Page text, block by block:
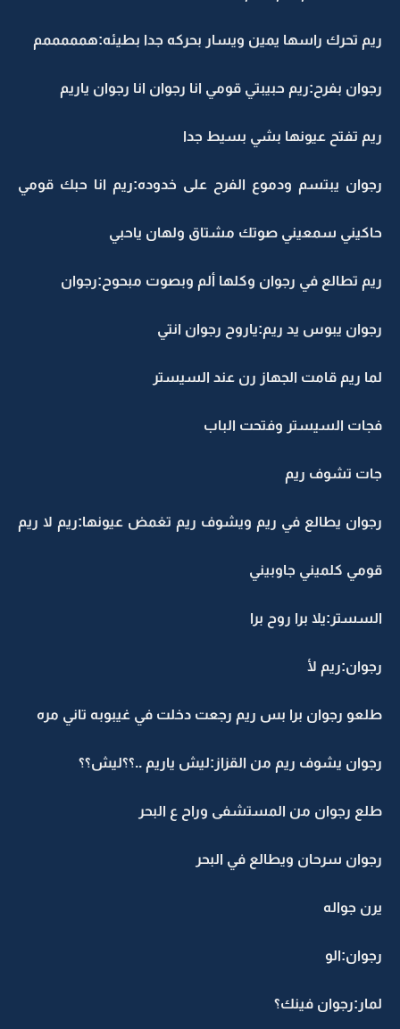
ريم تحرك راسها يمين ويسار بحركه جدا بطيئه:همممممم
رجوان بفرح:ريم حبيبتي قومي انا رجوان انا رجوان ياريم
ريم تفتح عيونها بشي بسيط جدا
رجوان يبتسم ودموع الفرح على خدوده:ريم انا حبك قومي
حاكيني سمعيني صوتك مشتاق ولهان ياحبي
ريم تطالع في رجوان وكلها ألم وبصوت مبحوح:رجوان
رجوان يبوس يد ريم:ياروح رجوان انتي
لما ريم قامت الجهاز رن عند السيستر
فجات السيستر وفتحت الباب
جات تشوف ريم
رجوان يطالع في ريم ويشوف ريم تغمض عيونها:ريم لا ريم
قومي كلميني جاوبيني
السستر:يلا برا روح برا
رجوان:ريم لأ
طلعو رجوان برا بس ريم رجعت دخلت في غيبوبه تاني مره
رجوان يشوف ريم من القزاز:ليش ياريم ..؟؟ليش؟؟
طلع رجوان من المستشفى وراح ع البحر
رجوان سرحان ويطالع في البحر
يرن جواله
رجوان:الو
لمار:رجوان فينك؟